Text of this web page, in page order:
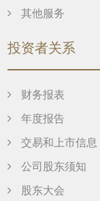
其他服务
投资者关系
财务报表
年度报告
交易和上市信息
公司股东须知
股东大会